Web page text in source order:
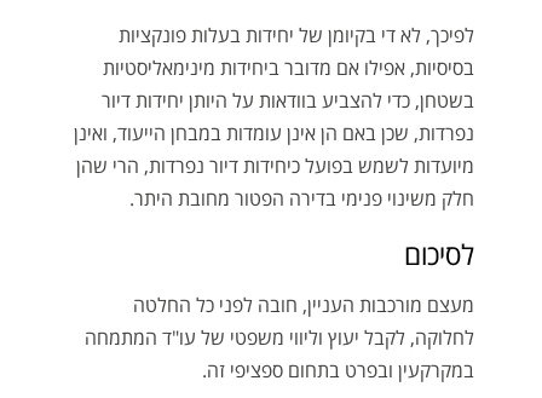
לפיכך, לא די בקיומן של יחידות בעלות פונקציות
בסיסיות, אפילו אם מדובר ביחידות מינימאליסטיות
בשטחן, כדי להצביע בוודאות על היותן יחידות דיור
נפרדות, שכן באם הן אינן עומדות במבחן הייעוד, ואינן
מיועדות לשמש בפועל כיחידות דיור נפרדות, הרי שהן
חלק משינוי פנימי בדירה הפטור מחובת היתר.
לסיכום
מעצם מורכבות העניין, חובה לפני כל החלטה
לחלוקה, לקבל יעוץ וליווי משפטי של עו"ד המתמחה
במקרקעין ובפרט בתחום ספציפי זה.